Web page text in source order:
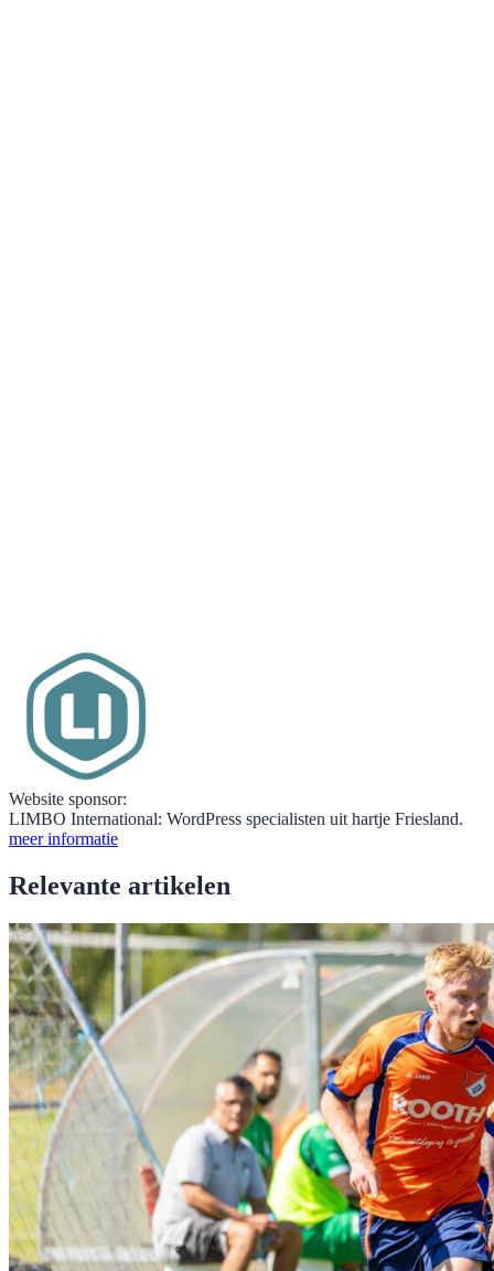
Website sponsor:
LIMBO International: WordPress specialisten uit hartje Friesland.
meer informatie
Relevante artikelen